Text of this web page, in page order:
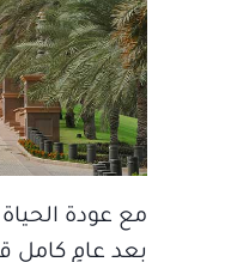
مع عودة
بعد عامٍ كامل